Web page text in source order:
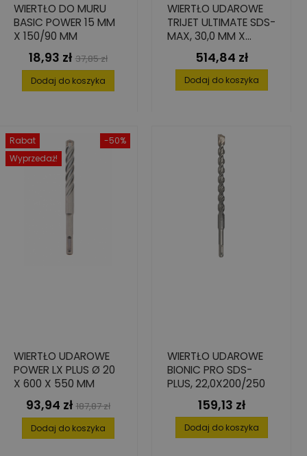
WIERTŁO DO MURU
BASIC POWER 15 MM
X 150/90 MM
Cena
18,93 zł Cena
podstawowa
37,85 zł
Dodaj do koszyka
WIERTŁO UDAROWE
TRIJET ULTIMATE SDS-
MAX, 30,0 MM X
600/720 MM
Cena
514,84 zł
Dodaj do koszyka
-50%
Rabat
Wyprzedaż!
WIERTŁO UDAROWE
POWER LX PLUS Ø 20
X 600 X 550 MM
Cena
93,94 zł Cena
podstawowa
187,87 zł
Dodaj do koszyka
WIERTŁO UDAROWE
BIONIC PRO SDS-
PLUS, 22,0X200/250
Cena
159,13 zł
Dodaj do koszyka